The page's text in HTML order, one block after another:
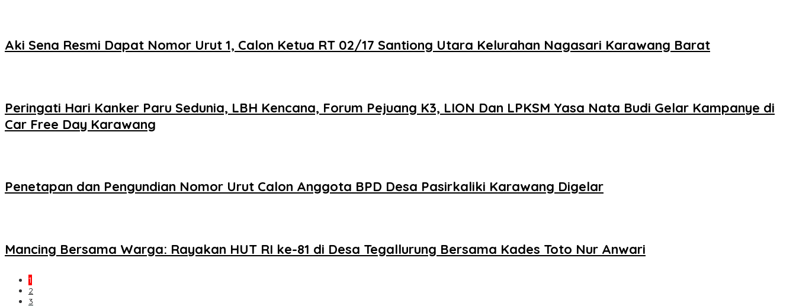
Aki Sena Resmi Dapat Nomor Urut 1, Calon Ketua RT 02/17 Santiong Utara Kelurahan Nagasari Karawang Barat
Peringati Hari Kanker Paru Sedunia, LBH Kencana, Forum Pejuang K3, LION Dan LPKSM Yasa Nata Budi Gelar Kampanye di
Car Free Day Karawang
Penetapan dan Pengundian Nomor Urut Calon Anggota BPD Desa Pasirkaliki Karawang Digelar
Mancing Bersama Warga: Rayakan HUT RI ke-81 di Desa Tegallurung Bersama Kades Toto Nur Anwari
1
2
3